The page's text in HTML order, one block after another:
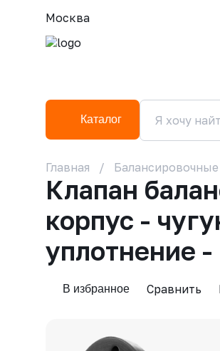
Москва
Каталог
Главная
Клапан
корпус -
уплотнение
В избранное Сравнить